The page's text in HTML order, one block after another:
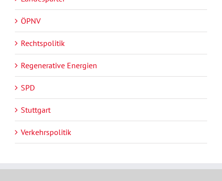
ÖPNV
Rechtspolitik
Regenerative Energien
SPD
Stuttgart
Verkehrspolitik